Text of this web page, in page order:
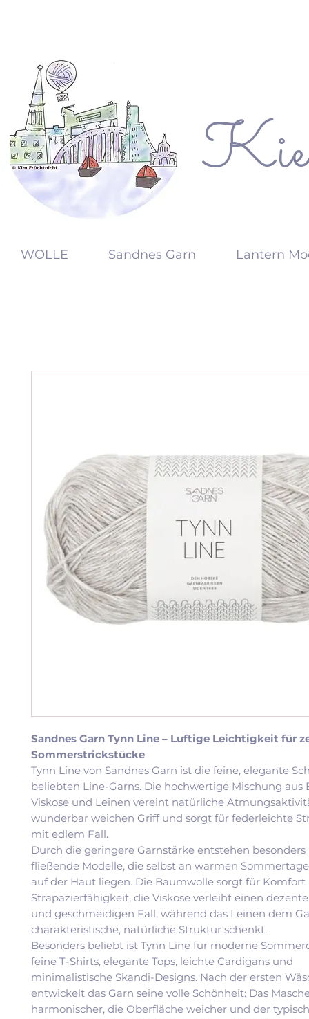
KW
WOLLE Sandnes Garn Lantern
Sandnes Garn Tynn Line – Luftige Leichtigkeit für
Sommerstrickstücke
Tynn Line von Sandnes Garn ist die feine, elegante
beliebten Line-Garns. Die hochwertige Mischung aus
Viskose und Leinen vereint natürliche
wunderbar weichen Griff und sorgt für federleichte
mit edlem Fall.
Durch die geringere Garnstärke entstehen besonders
fließende Modelle, die selbst an warmen
auf der Haut liegen. Die Baumwolle sorgt für Komfort
Strapazierfähigkeit, die Viskose verleiht einen
und geschmeidigen Fall, während das Leinen dem
charakteristische, natürliche Struktur schenkt.
Besonders beliebt ist Tynn Line für moderne
feine T-Shirts, elegante Tops, leichte Cardigans und
minimalistische Skandi-Designs. Nach der ersten
entwickelt das Garn seine volle Schönheit: Das
harmonischer, die Oberfläche weicher und der